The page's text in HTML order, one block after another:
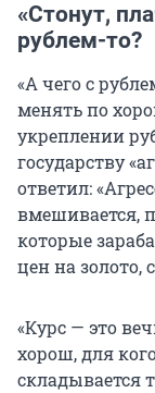
«Стонут,
рублем-то?
«А чего с
менять по
укреплении
государству
ответил:
вмешивается,
которые
цен на золото,
«Курс — это
хорош, для
складывается